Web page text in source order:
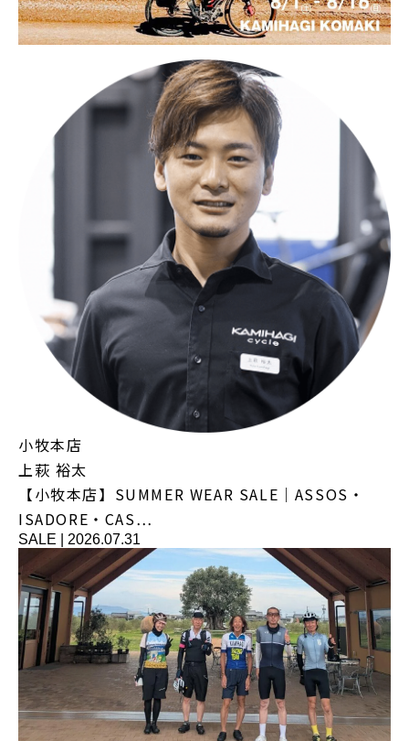
小牧本店
上萩 裕太
【小牧本店】SUMMER WEAR SALE｜ASSOS・
ISADORE・CAS…
SALE 2026.07.31